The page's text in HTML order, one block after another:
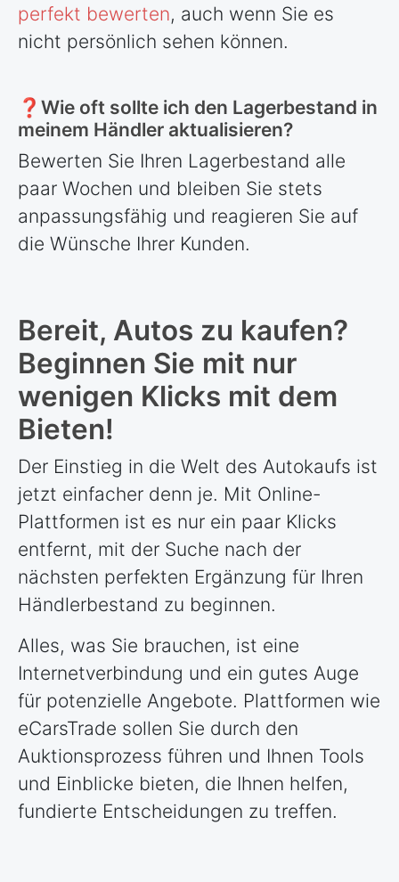
perfekt bewerten, auch wenn Sie es
nicht persönlich sehen können.
❓Wie oft sollte ich den Lagerbestand in
meinem Händler aktualisieren?
Bewerten Sie Ihren Lagerbestand alle
paar Wochen und bleiben Sie stets
anpassungsfähig und reagieren Sie auf
die Wünsche Ihrer Kunden.
Bereit, Autos zu kaufen?
Beginnen Sie mit nur
wenigen Klicks mit dem
Bieten!
Der Einstieg in die Welt des Autokaufs ist
jetzt einfacher denn je. Mit Online-
Plattformen ist es nur ein paar Klicks
entfernt, mit der Suche nach der
nächsten perfekten Ergänzung für Ihren
Händlerbestand zu beginnen.
Alles, was Sie brauchen, ist eine
Internetverbindung und ein gutes Auge
für potenzielle Angebote. Plattformen wie
eCarsTrade sollen Sie durch den
Auktionsprozess führen und Ihnen Tools
und Einblicke bieten, die Ihnen helfen,
fundierte Entscheidungen zu treffen.